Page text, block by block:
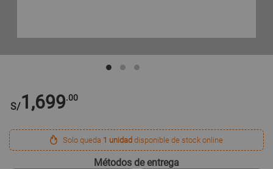
S/1,699.00
Solo queda 1 unidad disponible de stock online
Métodos de entrega